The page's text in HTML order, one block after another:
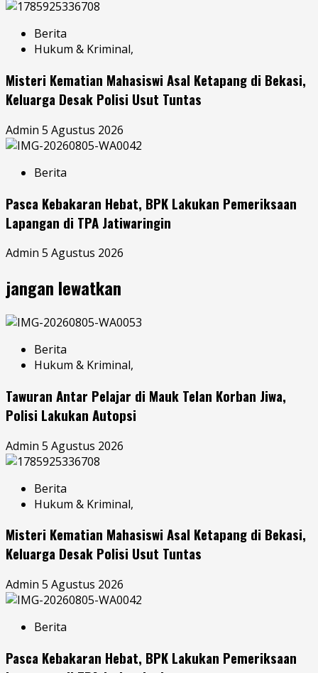
Berita
Hukum & Kriminal,
Misteri Kematian Mahasiswi Asal Ketapang di Bekasi,
Keluarga Desak Polisi Usut Tuntas
Admin 5 Agustus 2026
Berita
Pasca Kebakaran Hebat, BPK Lakukan Pemeriksaan
Lapangan di TPA Jatiwaringin
Admin 5 Agustus 2026
jangan lewatkan
Berita
Hukum & Kriminal,
Tawuran Antar Pelajar di Mauk Telan Korban Jiwa,
Polisi Lakukan Autopsi
Admin 5 Agustus 2026
Berita
Hukum & Kriminal,
Misteri Kematian Mahasiswi Asal Ketapang di Bekasi,
Keluarga Desak Polisi Usut Tuntas
Admin 5 Agustus 2026
Berita
Pasca Kebakaran Hebat, BPK Lakukan Pemeriksaan